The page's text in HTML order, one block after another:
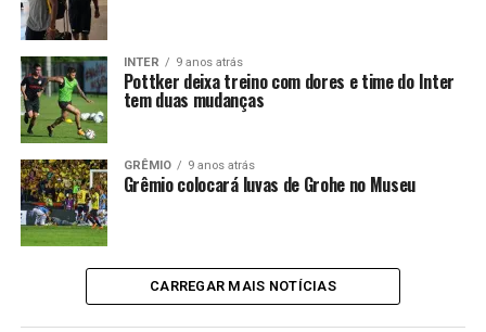
INTER 9 anos atrás
Pottker deixa treino com dores e time do Inter
tem duas mudanças
GRÊMIO 9 anos atrás
Grêmio colocará luvas de Grohe no Museu
CARREGAR MAIS NOTÍCIAS